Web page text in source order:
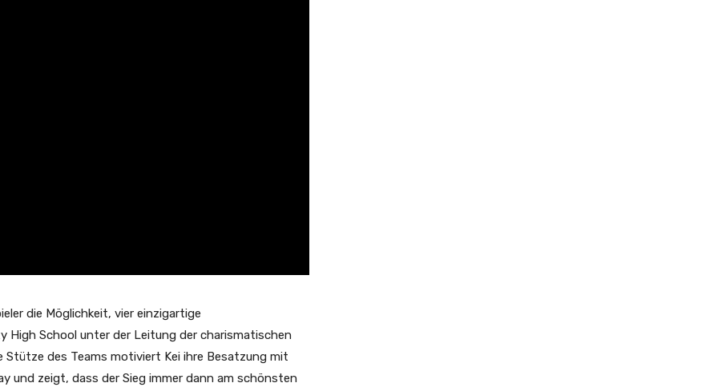
die Möglichkeit, vier einzigartige
High School unter der Leitung der charismatischen
Stütze des Teams motiviert Kei ihre Besatzung mit
und zeigt, dass der Sieg immer dann am schönsten